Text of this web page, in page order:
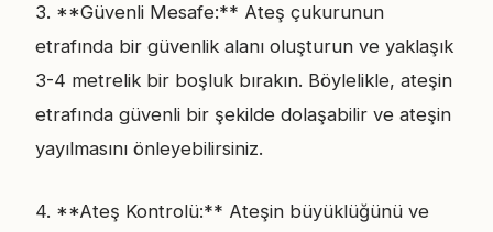
3. **Güvenli Mesafe:** Ateş çukurunun
etrafında bir güvenlik alanı oluşturun ve yaklaşık
3-4 metrelik bir boşluk bırakın. Böylelikle, ateşin
etrafında güvenli bir şekilde dolaşabilir ve ateşin
yayılmasını önleyebilirsiniz.
4. **Ateş Kontrolü:** Ateşin büyüklüğünü ve